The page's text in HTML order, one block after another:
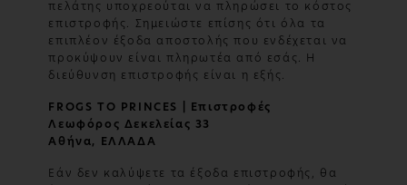
πελάτης υποχρεούται να πληρώσει το κόστος
επιστροφής. Σημειώστε επίσης ότι όλα τα
επιπλέον έξοδα αποστολής που ενδέχεται να
προκύψουν είναι πληρωτέα από εσάς. Η
διεύθυνση επιστροφής είναι η εξής.
FROGS TO PRINCES | Επιστροφές
Λεωφόρος Δεκελείας 33
Αθήνα, ΕΛΛΑΔΑ
Εάν δεν καλύψετε τα έξοδα επιστροφής, θα